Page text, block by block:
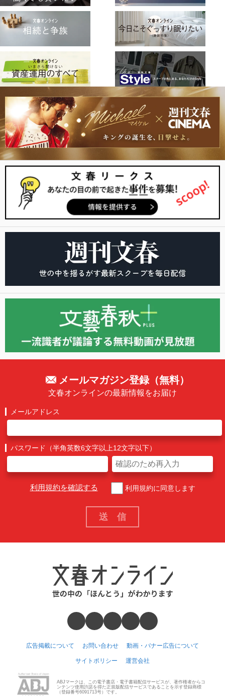
メールマガジン登録（無料）
文春オンラインの最新情報をお届け
メールアドレス
パスワード（半角英数6文字以上12文字以下）
利用規約を確認する 利用規約に同意します
広告掲載について お問い合わせ 動画・バナー広告について
サイトポリシー 運営会社
ABJマークは、この電子書店・電子書籍配信サービスが、著作権者からコ
ンテンツ使用許諾を得た正規版配信サービスであることを示す登録商標
（登録番号6091713号）です。